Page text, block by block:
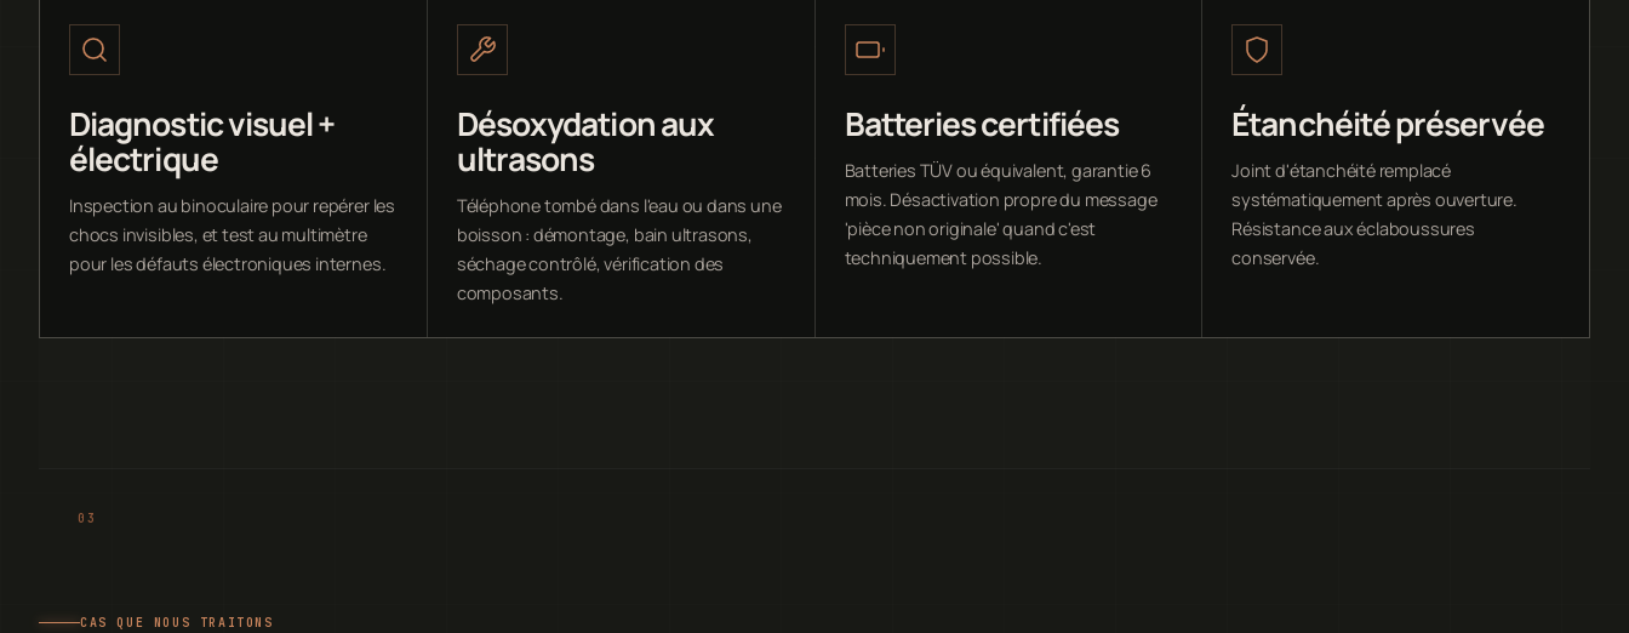
Diagnostic visuel +
électrique
Inspection au binoculaire pour repérer les
chocs invisibles, et test au multimètre
pour les défauts électroniques internes.
Désoxydation aux
ultrasons
Téléphone tombé dans l'eau ou dans une
boisson : démontage, bain ultrasons,
séchage contrôlé, vérification des
composants.
Batteries certifiées
Batteries TÜV ou équivalent, garantie 6
mois. Désactivation propre du message
'pièce non originale' quand c'est
techniquement possible.
Étanchéité préservée
Joint d'étanchéité remplacé
systématiquement après ouverture.
Résistance aux éclaboussures
conservée.
CAS QUE NOUS TRAITONS